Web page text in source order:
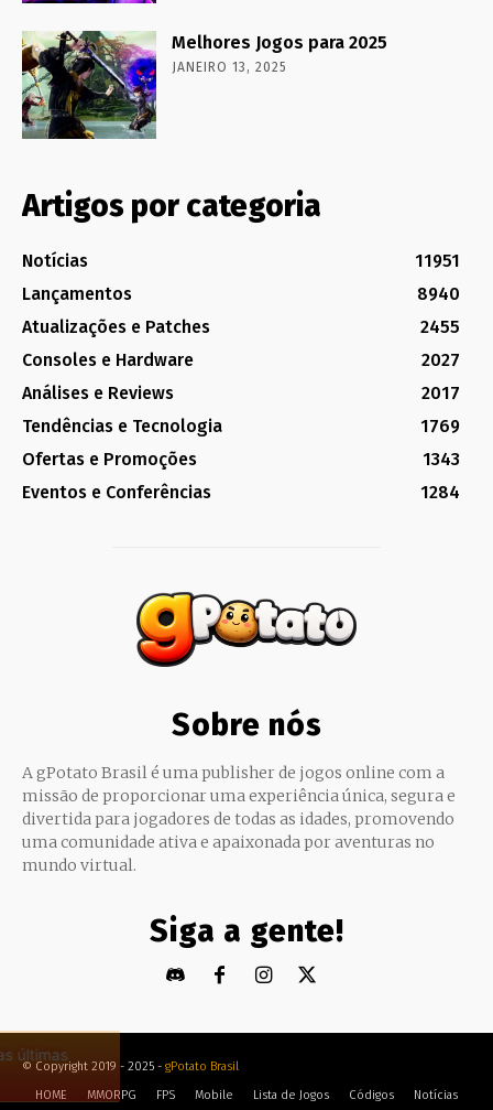
Melhores Jogos para 2025
JANEIRO 13, 2025
Artigos por categoria
Notícias
11951
Lançamentos
8940
Atualizações e Patches
2455
Consoles e Hardware
2027
Análises e Reviews
2017
Tendências e Tecnologia
1769
Ofertas e Promoções
1343
Eventos e Conferências
1284
Sobre nós
A gPotato Brasil é uma publisher de jogos online com a
missão de proporcionar uma experiência única, segura e
divertida para jogadores de todas as idades, promovendo
uma comunidade ativa e apaixonada por aventuras no
mundo virtual.
Siga a gente!
© Copyright 2019 - 2025 - gPotato Brasil
HOME
MMORPG FPS Mobile Lista de Jogos Códigos Notícias